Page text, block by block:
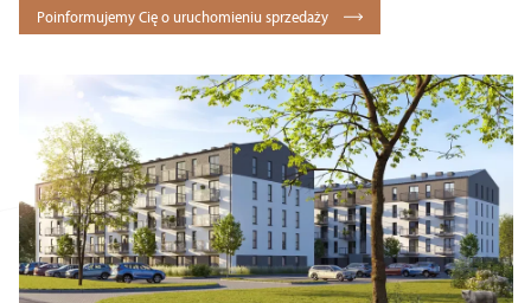
Poinformujemy Cię o uruchomieniu sprzedaży